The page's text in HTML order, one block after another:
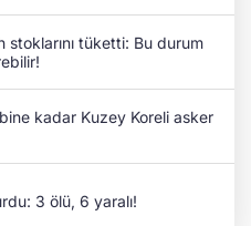
stoklarını tüketti: Bu durum
kadar Kuzey Koreli asker
3 ölü, 6 yaralı!